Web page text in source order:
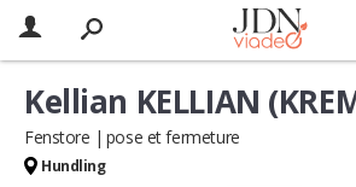
Kellian KELLIAN
Fenstore pose et fermeture
Hundling